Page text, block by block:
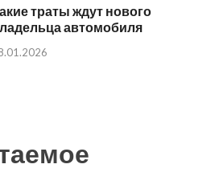
траты ждут нового
автомобиля